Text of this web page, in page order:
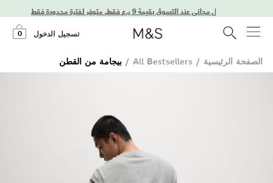
تسجيل الدخول 0
الصفحة الرئيسية /
All Bestsellers
/ بيجامة من القطن